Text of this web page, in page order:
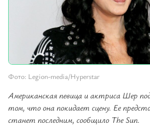
Фото: Legion-media/Hyperstar
Американская певица и актриса Шер
том, что она покидает сцену. Ее
станет последним, сообщило The Sun.